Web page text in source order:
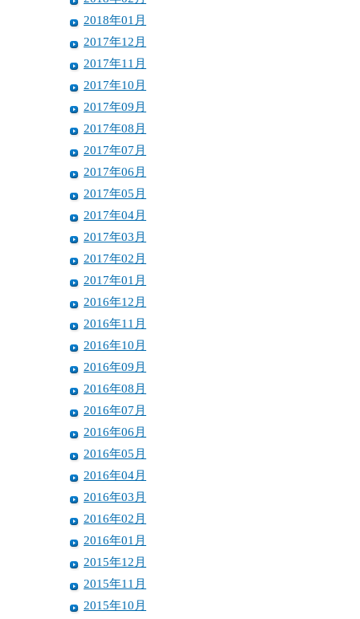
2018年01月
2017年12月
2017年11月
2017年10月
2017年09月
2017年08月
2017年07月
2017年06月
2017年05月
2017年04月
2017年03月
2017年02月
2017年01月
2016年12月
2016年11月
2016年10月
2016年09月
2016年08月
2016年07月
2016年06月
2016年05月
2016年04月
2016年03月
2016年02月
2016年01月
2015年12月
2015年11月
2015年10月